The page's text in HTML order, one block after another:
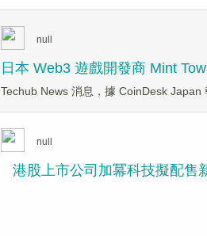
null
日本 Web3 遊戲開發商 Mint
Techub News 消息，據 CoinDesk Japan
null
港股上市公司加冪科技擬配售